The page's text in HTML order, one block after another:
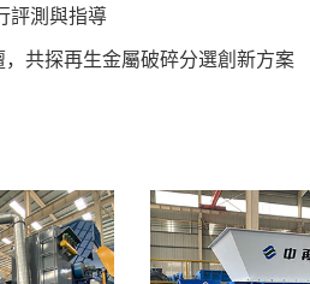
評測與指導
共探再生金屬破碎分選創新方案